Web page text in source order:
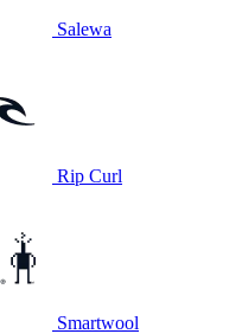
Salewa
Rip Curl
Smartwool